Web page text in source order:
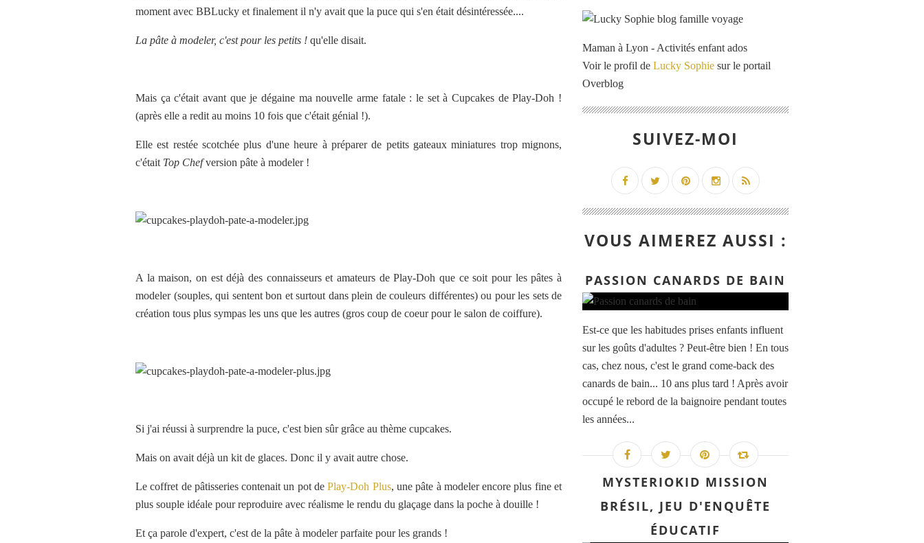
moment avec BBLucky et finalement il n'y avait que la puce qui s'en était désintéressée....
La pâte à modeler, c'est pour les petits ! qu'elle disait.
Mais ça c'était avant que je dégaine ma nouvelle arme fatale : le set à Cupcakes de Play-Doh !
(après elle a redit au moins 10 fois que c'était génial !).
Elle est restée scotchée plus d'une heure à préparer de petits gateaux miniatures trop mignons,
c'était Top Chefversion pâte à modeler !
A la maison, on est déjà des connaisseurs et amateurs de Play-Doh que ce soit pour les pâtes à
modeler (souples, qui sentent bon et surtout dans plein de couleurs différentes) ou pour les sets de
création tous plus sympas les uns que les autres (gros coup de coeur pour le salon de coiffure).
Si j'ai réussi à surprendre la puce, c'est bien sûr grâce au thème cupcakes.
Mais on avait déjà un kit de glaces. Donc il y avait autre chose.
Le coffret de pâtisseries contenait un pot dePlay-Doh Plus, une pâte à modeler encore plus fine et
plus souple idéale pour reproduire avec réalisme le rendu du glaçage dans la poche à douille !
Et ça parole d'expert, c'est de la pâte à modeler parfaite pour les grands !
Maman à Lyon - Activités enfant ados
Voir le profil de Lucky Sophie sur le portail
Overblog
SUIVEZ-MOI
VOUS AIMEREZ AUSSI :
PASSION CANARDS DE BAIN
Est-ce que les habitudes prises enfants influent
sur les goûts d'adultes ? Peut-être bien ! En tous
cas, chez nous, c'est le grand come-back des
canards de bain... 10 ans plus tard ! Après avoir
occupé le rebord de la baignoire pendant toutes
les années...
MYSTERIOKID MISSION
BRÉSIL, JEU D'ENQUÊTE
ÉDUCATIF